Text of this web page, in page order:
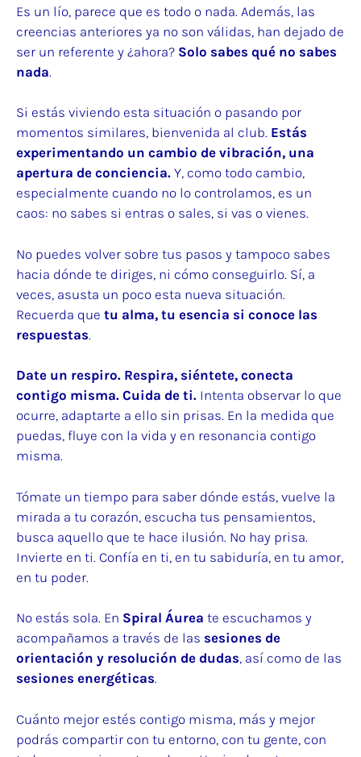
Es un lío, parece que es todo o nada. Además, las
creencias anteriores ya no son válidas, han dejado de
ser un referente y ¿ahora? Solo sabes qué no sabes
nada.
Si estás viviendo esta situación o pasando por
momentos similares, bienvenida al club. Estás
experimentando un cambio de vibración, una
apertura de conciencia. Y, como todo cambio,
especialmente cuando no lo controlamos, es un
caos: no sabes si entras o sales, si vas o vienes.
No puedes volver sobre tus pasos y tampoco sabes
hacia dónde te diriges, ni cómo conseguirlo. Sí, a
veces, asusta un poco esta nueva situación.
Recuerda que tu alma, tu esencia si conoce las
respuestas.
Date un respiro. Respira, siéntete, conecta
contigo misma. Cuida de ti. Intenta observar lo que
ocurre, adaptarte a ello sin prisas. En la medida que
puedas, fluye con la vida y en resonancia contigo
misma.
Tómate un tiempo para saber dónde estás, vuelve la
mirada a tu corazón, escucha tus pensamientos,
busca aquello que te hace ilusión. No hay prisa.
Invierte en ti. Confía en ti, en tu sabiduría, en tu amor,
en tu poder.
No estás sola. En Spiral Áurea te escuchamos y
acompañamos a través de las sesiones de
orientación y resolución de dudas, así como de las
sesiones energéticas.
Cuánto mejor estés contigo misma, más y mejor
podrás compartir con tu entorno, con tu gente, con